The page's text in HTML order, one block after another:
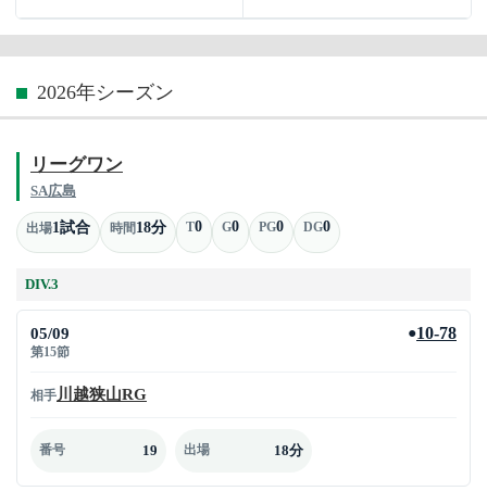
2026年シーズン
リーグワン
SA広島
出場1試合 時間18分 T0 G0 PG0 DG0
DIV.3
05/09
第15節
●10-78
相手 川越狭山RG
番号 19 出場 18分